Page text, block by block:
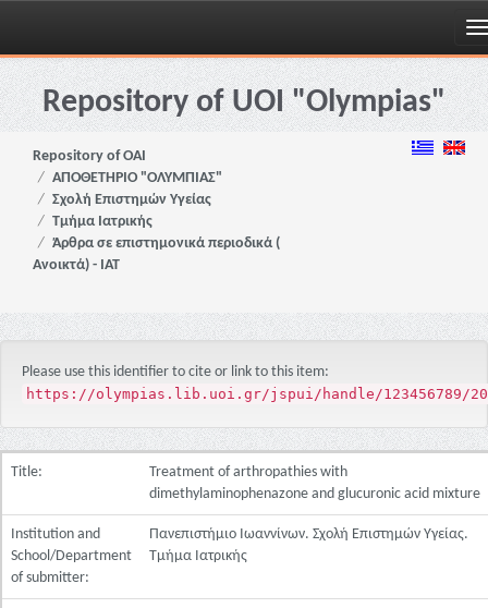
Skip
navigationRepository of UOI "Olympias"
Repository of OAI
ΑΠΟΘΕΤΗΡΙΟ "ΟΛΥΜΠΙΑΣ"
Σχολή Επιστημών Υγείας
Τμήμα Ιατρικής
Άρθρα σε επιστημονικά περιοδικά (
Ανοικτά) - ΙΑΤ
Please use this identifier to cite or link to this item:
https://olympias.lib.uoi.gr/jspui/handle/123456789/
Title:
Treatment of arthropathies with
dimethylaminophenazone and glucuronic acid mixture
Institution and
School/Department
of submitter:
Πανεπιστήμιο Ιωαννίνων. Σχολή Επιστημών Υγείας.
Τμήμα Ιατρικής